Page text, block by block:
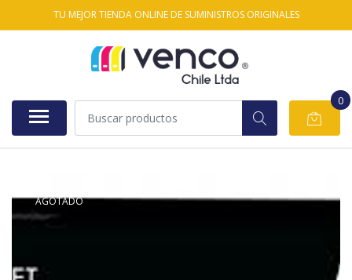
TU MEJOR TIENDA ONLINE DE SUMINISTROS ORIGINALES
0
AGOTADO